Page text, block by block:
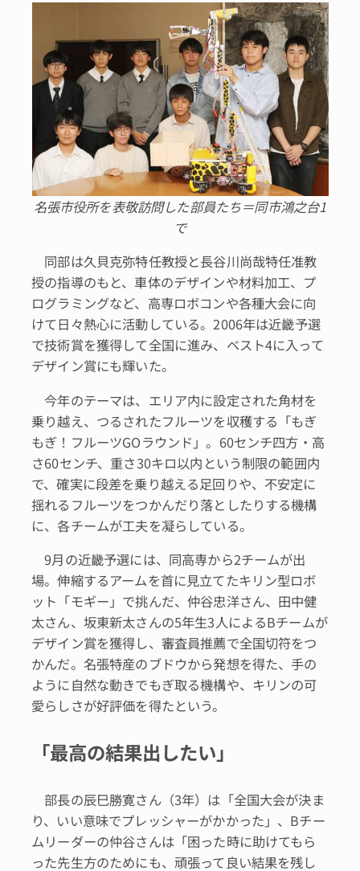
名張市役所を表敬訪問した部員たち＝同市鴻之台1
で
同部は久貝克弥特任教授と長谷川尚哉特任准教
授の指導のもと、車体のデザインや材料加工、プ
ログラミングなど、高専ロボコンや各種大会に向
けて日々熱心に活動している。2006年は近畿予選
で技術賞を獲得して全国に進み、ベスト4に入って
デザイン賞にも輝いた。
今年のテーマは、エリア内に設定された角材を
乗り越え、つるされたフルーツを収穫する「もぎ
もぎ！フルーツGOラウンド」。60センチ四方・高
さ60センチ、重さ30キロ以内という制限の範囲内
で、確実に段差を乗り越える足回りや、不安定に
揺れるフルーツをつかんだり落としたりする機構
に、各チームが工夫を凝らしている。
9月の近畿予選には、同高専から2チームが出
場。伸縮するアームを首に見立てたキリン型ロボ
ット「モギー」で挑んだ、仲谷忠洋さん、田中健
太さん、坂東新太さんの5年生3人によるBチームが
デザイン賞を獲得し、審査員推薦で全国切符をつ
かんだ。名張特産のブドウから発想を得た、手の
ように自然な動きでもぎ取る機構や、キリンの可
愛らしさが好評価を得たという。
「最高の結果出したい」
部長の辰巳勝寛さん（3年）は「全国大会が決ま
り、いい意味でプレッシャーがかかった」、Bチー
ムリーダーの仲谷さんは「困った時に助けてもら
った先生方のためにも、頑張って良い結果を残し